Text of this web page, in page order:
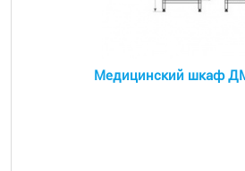
Медицинский шкаф